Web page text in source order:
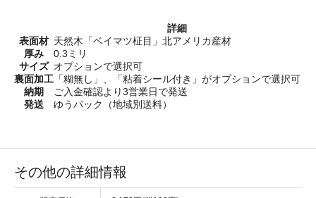
詳細
表面材 天然木「ベイマツ柾目」北アメリカ産材
厚み
0.3ミリ
サイズ オプションで選択可
裏面加工 「糊無し」、「粘着シール付き」がオプションで選択可
納期
ご入金確認より3営業日で発送
発送
ゆうパック（地域別送料）
その他の詳細情報